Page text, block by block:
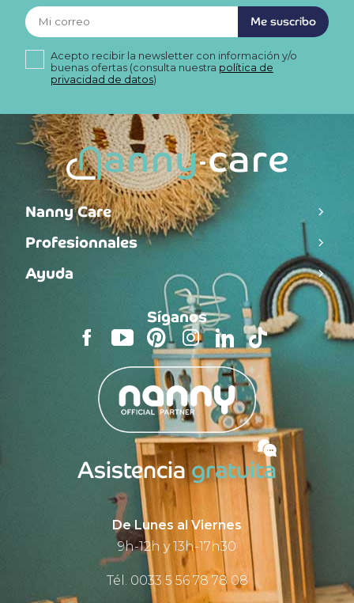
Me suscribo
Acepto recibir la newsletter con información y/o
buenas ofertas (consulta nuestra política de
privacidad de datos)
Nanny Care
Profesionnales
Ayuda
Síganos
Asistenciagratuita
De Lunes al Viernes
9h-12h y 13h-17h30
Tél. 0033 5 56 78 78 08